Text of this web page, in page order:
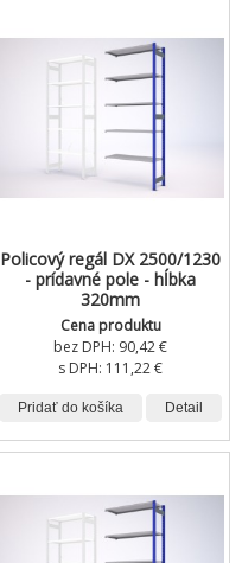
Policový regál DX 2500/1230
- prídavné pole - hĺbka
320mm
Cena produktu
bez DPH: 90,42 €
s DPH: 111,22 €
Pridať do košíka Detail